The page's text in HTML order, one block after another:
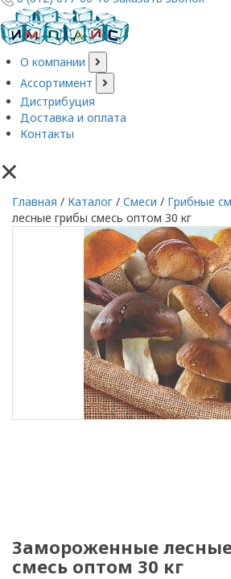
О компании
Ассортимент
Дистрибуция
Доставка и оплата
Контакты
×
Главная / Каталог / Смеси / Грибные
лесные грибы смесь оптом 30 кг
Замороженные
смесь оптом 30 кг